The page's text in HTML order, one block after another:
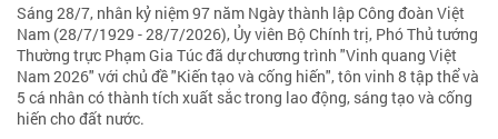
Sáng 28/7, nhân kỷ niệm 97 năm Ngày thành lập Công đoàn Việt
Nam (28/7/1929 - 28/7/2026), Ủy viên Bộ Chính trị, Phó Thủ tướng
Thường trực Phạm Gia Túc đã dự chương trình "Vinh quang Việt
Nam 2026" với chủ đề "Kiến tạo và cống hiến", tôn vinh 8 tập thể và
5 cá nhân có thành tích xuất sắc trong lao động, sáng tạo và cống
hiến cho đất nước.